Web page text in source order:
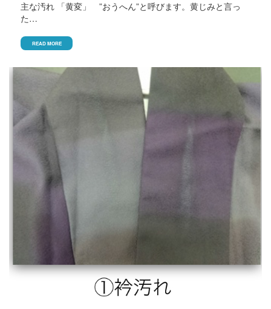
主な汚れ 「黄変」 ”おうへん”と呼びます。黄じみと言っ
た…
READ MORE